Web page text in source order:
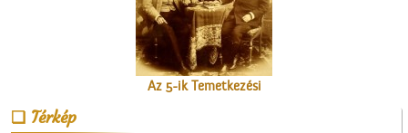
Az 5-ik Temetkezési
Térkép